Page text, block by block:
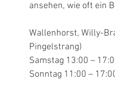
ansehen, wie oft ein
Wallenhorst, Willy-
Pingelstrang)
Samstag 13:00 –
Sonntag 11:00 –